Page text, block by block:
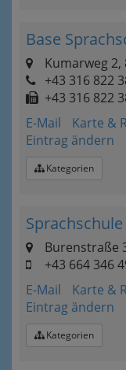
Base
Kumarweg 2,
+43 316 822
+43 316 822
E-Mail
Karte &
Eintrag ändern
Kategorien
Sprachschule
Burenstraße
+43 664 346
E-Mail
Karte &
Eintrag ändern
Kategorien